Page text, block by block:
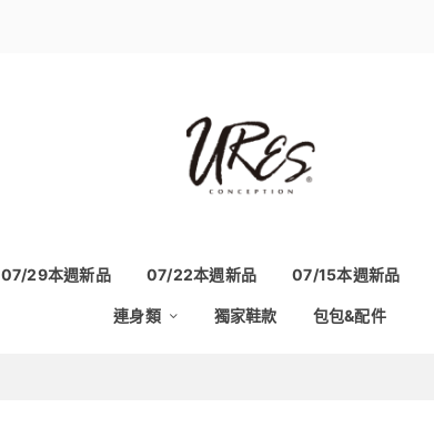
07/29本週新品 07/22本週新品 07/15本週新品
連身類 獨家鞋款 包包&配件